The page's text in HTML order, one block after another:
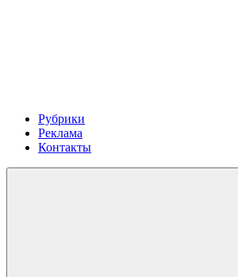
Рубрики
Реклама
Контакты